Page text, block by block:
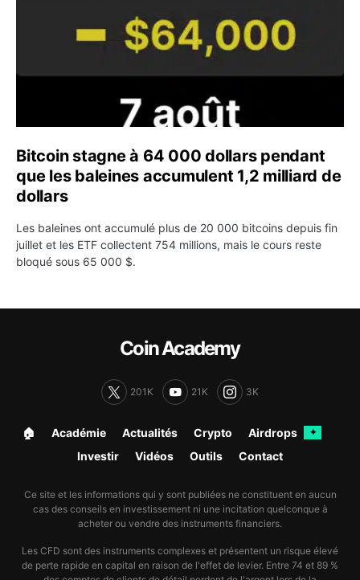
Bitcoin stagne à 64 000 dollars pendant
que les baleines accumulent 1,2 milliard de
dollars
Les baleines ont accumulé plus de 20 000 bitcoins depuis fin
juillet et les ETF collectent 754 millions, mais le cours reste
bloqué sous 65 000 $.
Coin Academy
201K 21K 3K
🏠︎ Académie Actualités Crypto Airdrops ✦
Investir Vidéos Outils Contact
Ce site et les informations qui y sont publiées ne constituent en aucun
cas des conseils en investissement ni une incitation quelconque à
acheter ou vendre des instruments financiers.
Les CFD sont des instruments complexes et présentent un risque élevé
de perte rapide en capital en raison de l'effet de levier. Entre 74 et 89 %